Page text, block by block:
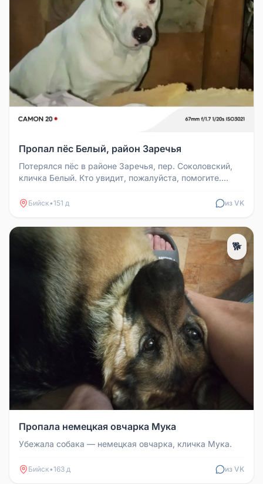
Пропал пёс Белый, район Заречья
Потерялся пёс в районе Заречья, пер. Соколовский,
кличка Белый. Кто увидит, пожалуйста, помогите.
Бийск•151 д из VK
🐕
Пропала немецкая овчарка Мука
Убежала собака — немецкая овчарка, кличка Мука.
Бийск•163 д из VK